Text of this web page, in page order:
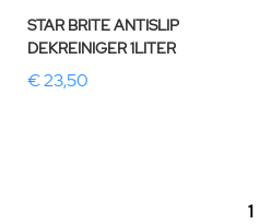
STAR BRITE ANTISLIP
DEKREINIGER 1LITER
€ 23,50
1